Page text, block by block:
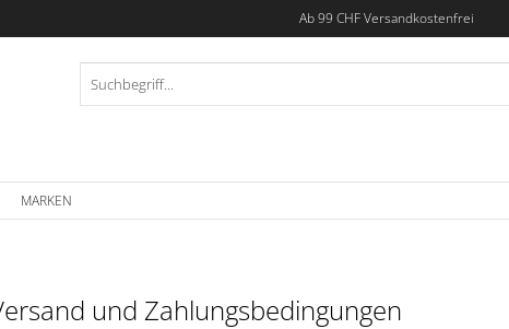
Ab 99 CHF Versandkostenfrei
MARKEN
und Zahlungsbedingungen